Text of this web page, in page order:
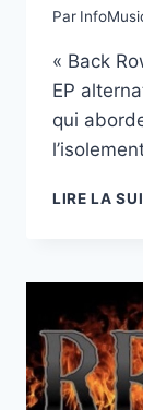
Par
« Back
EP
qui
LIRE LA